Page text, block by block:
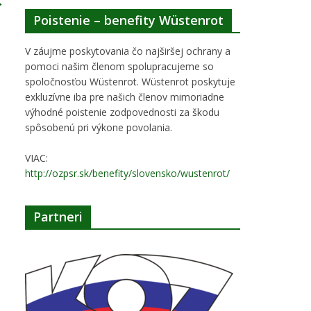
Poistenie – benefity Wüstenrot
V záujme poskytovania čo najširšej ochrany a
pomoci našim členom spolupracujeme so
spoločnosťou Wüstenrot. Wüstenrot poskytuje
exkluzívne iba pre našich členov mimoriadne
výhodné poistenie zodpovednosti za škodu
spôsobenú pri výkone povolania.
VIAC:
http://ozpsr.sk/benefity/slovensko/wustenrot/
Partneri